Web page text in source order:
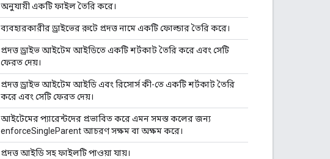
অনুযায়ী একটি ফাইল তৈরি করে।
ব্যবহারকারীর ড্রাইভের রুটে প্রদত্ত নামে একটি ফোল্ডার তৈরি করে।
প্রদত্ত ড্রাইভ আইটেম আইডিতে একটি শর্টকাট তৈরি করে এবং সেটি
ফেরত দেয়।
প্রদত্ত ড্রাইভ আইটেম আইডি এবং রিসোর্স কী-তে একটি শর্টকাট তৈরি
করে এবং সেটি ফেরত দেয়।
আইটেমের প্যারেন্টদের প্রভাবিত করে এমন সমস্ত কলের জন্য
enforceSingleParent আচরণ সক্ষম বা অক্ষম করে।
প্রদত্ত আইডি সহ ফাইলটি পাওয়া যায়।